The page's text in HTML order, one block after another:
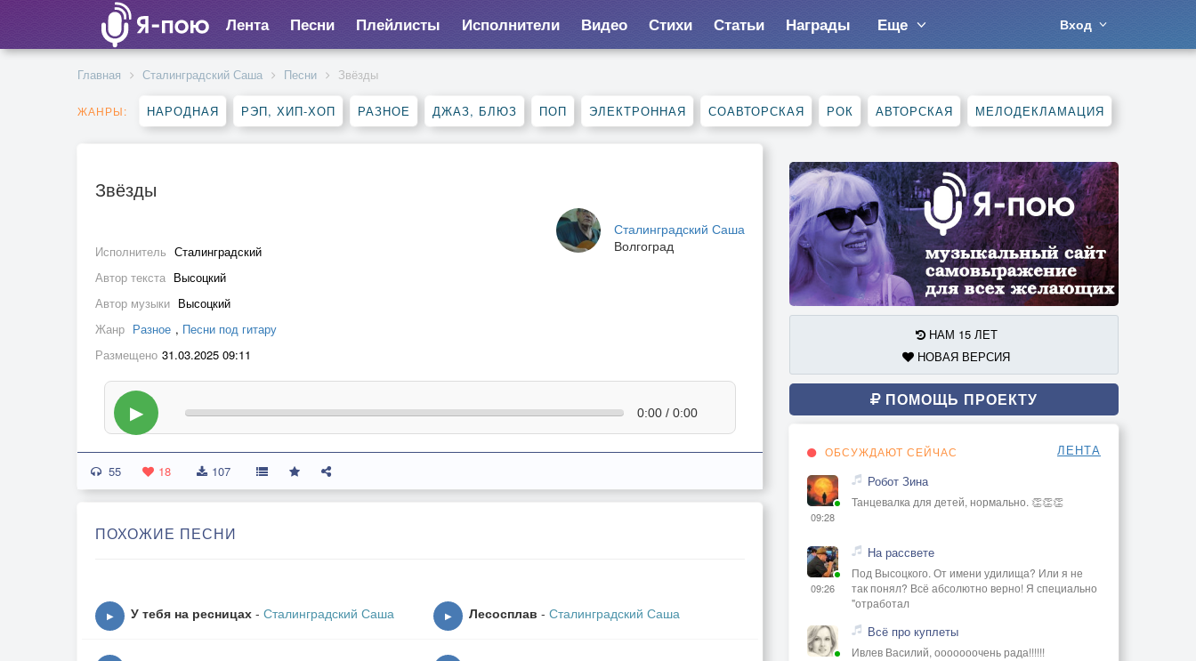
Лента Песни Плейлисты Исполнители Видео Стихи Статьи Награды Еще Вход
Главная Сталинградский Саша Песни Звёзды
ЖАНРЫ: НАРОДНАЯ РЭП, ХИП-ХОП РАЗНОЕ ДЖАЗ, БЛЮЗ ПОП ЭЛЕКТРОННАЯ СОАВТОРСКАЯ РОК АВТОРСКАЯ МЕЛОДЕКЛАМАЦИЯ
Звёзды
Сталинградский Саша
Волгоград
Исполнитель Сталинградский
Автор текста Высоцкий
Автор музыки Высоцкий
Жанр Разное , Песни под гитару
Размещено 31.03.2025 09:11
▶ 0:00 / 0:00
55 18 107
ПОХОЖИЕ ПЕСНИ
▶ У тебя на ресницах - Сталинградский Саша ▶ Лесосплав - Сталинградский Саша
НАМ 15 ЛЕТ
НОВАЯ ВЕРСИЯ
ПОМОЩЬ ПРОЕКТУ
ОБСУЖДАЮТ СЕЙЧАС ЛЕНТА
09:28
Робот Зина
Танцевалка для детей, нормально. 👏👏👏
09:26
На рассвете
Под Высоцкого. От имени удилища? Или я не
так понял? Всё абсолютно верно! Я специально
"отработал
Всё про куплеты
Ивлев Василий, ооооооочень рада!!!!!!